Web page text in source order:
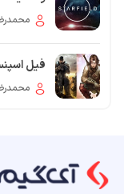
Patch
کرد